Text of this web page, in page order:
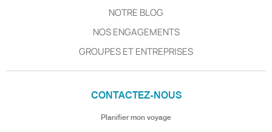
NOTRE BLOG
NOS ENGAGEMENTS
GROUPES ET ENTREPRISES
CONTACTEZ-NOUS
Planifier mon voyage